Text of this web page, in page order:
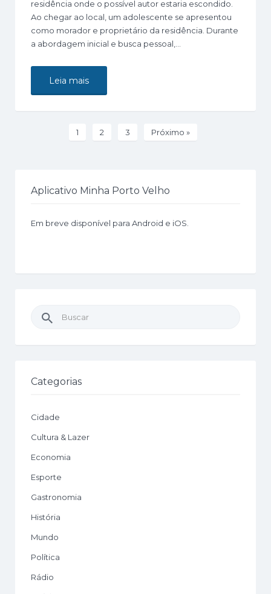
residência onde o possível autor estaria escondido.
Ao chegar ao local, um adolescente se apresentou
como morador e proprietário da residência. Durante
a abordagem inicial e busca pessoal,…
Leia mais
1 2 3 Próximo »
Aplicativo Minha Porto Velho
Em breve disponível para Android e iOS.
Buscar
por:
Categorias
Cidade
Cultura & Lazer
Economia
Esporte
Gastronomia
História
Mundo
Política
Rádio